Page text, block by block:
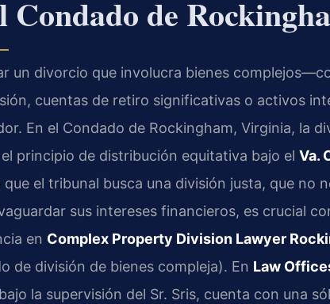
Condado de
un divorcio que involucra bienes
cuentas de retiro significativas o activos
En el Condado de Rockingham, Virginia, la
principio de distribución equitativa bajo el Va.
que el tribunal busca una división justa, que no
sus intereses financieros, es crucial
en Complex Property Division Lawyer
de división de bienes compleja). En Law
la supervisión del Sr. Sris, cuenta con una